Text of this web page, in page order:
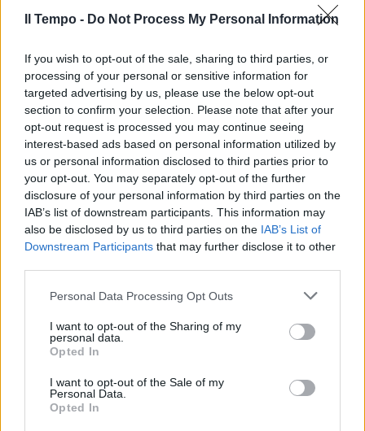
Il Tempo - Do Not Process My Personal Information
If you wish to opt-out of the sale, sharing to third parties, or
processing of your personal or sensitive information for
targeted advertising by us, please use the below opt-out
section to confirm your selection. Please note that after your
opt-out request is processed you may continue seeing
interest-based ads based on personal information utilized by
us or personal information disclosed to third parties prior to
your opt-out. You may separately opt-out of the further
disclosure of your personal information by third parties on the
IAB’s list of downstream participants. This information may
also be disclosed by us to third parties on the IAB’s List of
Downstream Participants that may further disclose it to other
Personal Data Processing Opt Outs
I want to opt-out of the Sharing of my
personal data.
Opted In
I want to opt-out of the Sale of my
Personal Data.
Opted In